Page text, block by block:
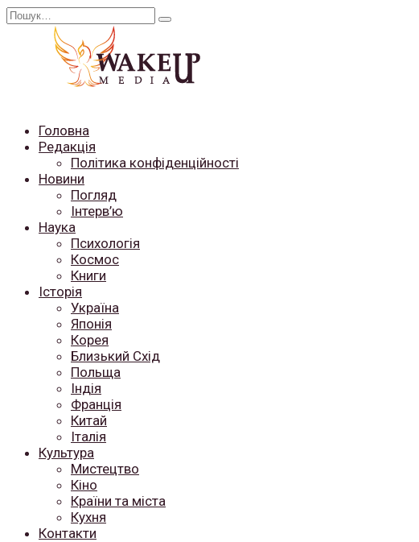
Перейти
Search
Головна
Редакція
Політика конфіденційності
Новини
Погляд
Інтерв’ю
Наука
Психологія
Космос
Книги
Історія
Україна
Японія
Корея
Близький Схід
Польща
Індія
Франція
Китай
Італія
Культура
Мистецтво
Кіно
Країни та міста
Кухня
Контакти